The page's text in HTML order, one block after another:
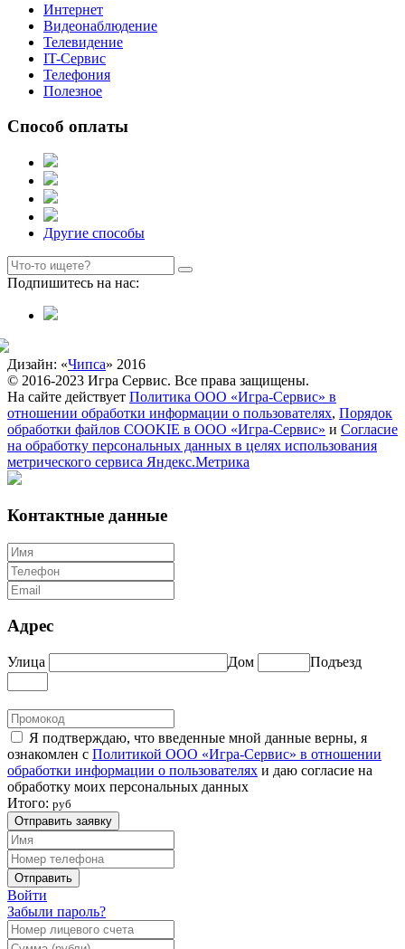
Интернет
Видеонаблюдение
Телевидение
IT-Сервис
Телефония
Полезное
Способ оплаты
Другие способы
Подпишитесь на нас:
Дизайн: «Чипса» 2016
© 2016-2023 Игра Сервис. Все права защищены.
На сайте действует Политика ООО «Игра-Сервис» в
отношении обработки информации о пользователях, Порядок
обработки файлов COOKIE в ООО «Игра-Сервис» и Согласие
на обработку персональных данных в целях использования
метрического сервиса Яндекс.Метрика
Контактные данные
Адрес
Улица Дом Подъезд
Я подтверждаю, что введенные мной данные верны, я
ознакомлен с Политикой ООО «Игра-Сервис» в отношении
обработки информации о пользователях и даю согласие на
обработку моих персональных данных
Итого: руб
Отправить заявку
Отправить
Войти
Забыли пароль?